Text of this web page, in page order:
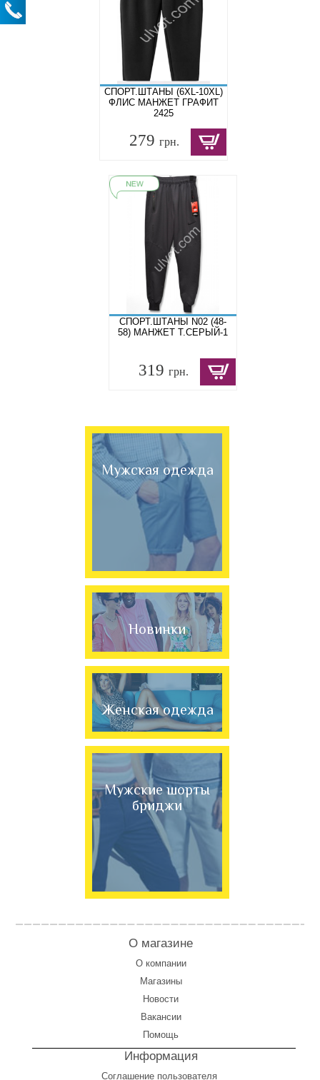
СПОРТ.ШТАНЫ (6XL-10XL)
ФЛИС МАНЖЕТ ГРАФИТ
2425
279 грн.
СПОРТ.ШТАНЫ N02 (48-
58) МАНЖЕТ Т.СЕРЫЙ-1
319 грн.
Мужская одежда
Новинки
Женская одежда
Мужские шорты
бриджи
О магазине
О компании
Магазины
Новости
Вакансии
Помощь
Информация
Соглашение пользователя